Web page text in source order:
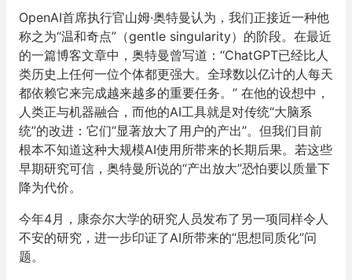
OpenAI首席执行官山姆·奥特曼认为，我们正接近一种他
称之为“温和奇点”（gentle singularity）的阶段。在最近
的一篇博客文章中，奥特曼曾写道：“ChatGPT已经比人
类历史上任何一位个体都更强大。全球数以亿计的人每天
都依赖它来完成越来越多的重要任务。” 在他的设想中，
人类正与机器融合，而他的AI工具就是对传统“大脑系
统”的改进：它们“显著放大了用户的产出”。但我们目前
根本不知道这种大规模AI使用所带来的长期后果。若这些
早期研究可信，奥特曼所说的“产出放大”恐怕要以质量下
降为代价。
今年4月，康奈尔大学的研究人员发布了另一项同样令人
不安的研究，进一步印证了AI所带来的“思想同质化”问
题。